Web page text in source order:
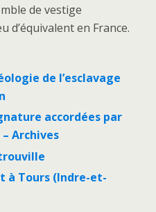
de vestige
d’équivalent en France.
de l’esclavage
accordées par
Archives
à Tours (Indre-et-